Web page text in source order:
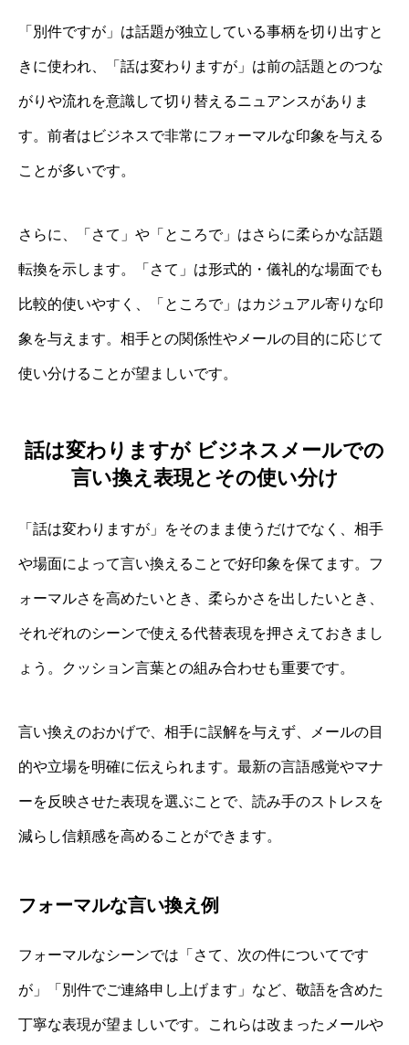
「別件ですが」は話題が独立している事柄を切り出すと
きに使われ、「話は変わりますが」は前の話題とのつな
がりや流れを意識して切り替えるニュアンスがありま
す。前者はビジネスで非常にフォーマルな印象を与える
ことが多いです。
さらに、「さて」や「ところで」はさらに柔らかな話題
転換を示します。「さて」は形式的・儀礼的な場面でも
比較的使いやすく、「ところで」はカジュアル寄りな印
象を与えます。相手との関係性やメールの目的に応じて
使い分けることが望ましいです。
話は変わりますが ビジネスメールでの
言い換え表現とその使い分け
「話は変わりますが」をそのまま使うだけでなく、相手
や場面によって言い換えることで好印象を保てます。フ
ォーマルさを高めたいとき、柔らかさを出したいとき、
それぞれのシーンで使える代替表現を押さえておきまし
ょう。クッション言葉との組み合わせも重要です。
言い換えのおかげで、相手に誤解を与えず、メールの目
的や立場を明確に伝えられます。最新の言語感覚やマナ
ーを反映させた表現を選ぶことで、読み手のストレスを
減らし信頼感を高めることができます。
フォーマルな言い換え例
フォーマルなシーンでは「さて、次の件についてです
が」「別件でご連絡申し上げます」など、敬語を含めた
丁寧な表現が望ましいです。これらは改まったメールや